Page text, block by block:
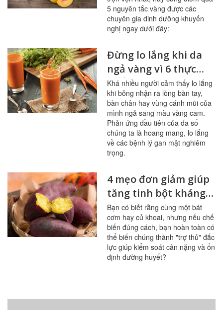
5 nguyên tắc vàng được các
chuyên gia dinh dưỡng khuyến
nghị ngay dưới đây:
Đừng lo lắng khi da
ngả vàng vì 6 thực
phẩm này
Khá nhiều người cảm thấy lo lắng
khi bỗng nhận ra lòng bàn tay,
bàn chân hay vùng cánh mũi của
mình ngả sang màu vàng cam.
Phản ứng đầu tiên của đa số
chúng ta là hoang mang, lo lắng
về các bệnh lý gan mật nghiêm
trọng.
4 mẹo đơn giảm giúp
tăng tinh bột kháng
trong bữa ăn
Bạn có biết rằng cùng một bát
cơm hay củ khoai, nhưng nếu chế
biến đúng cách, bạn hoàn toàn có
thể biến chúng thành "trợ thủ" đắc
lực giúp kiểm soát cân nặng và ổn
định đường huyết?